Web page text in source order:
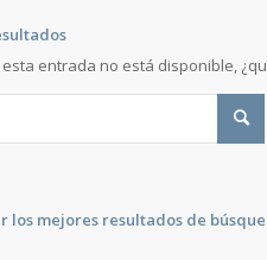
esta entrada no está disponible,
los mejores resultados de